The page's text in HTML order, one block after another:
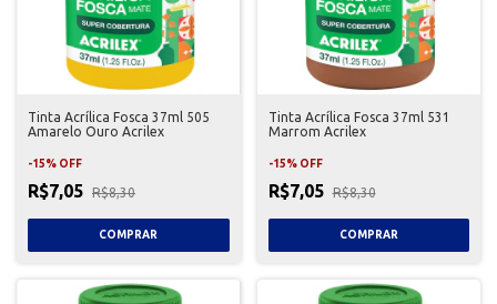
Tinta Acrílica Fosca 37ml 505
Amarelo Ouro Acrilex
-15% OFF
R$7,05 R$8,30
Tinta Acrílica Fosca 37ml 531
Marrom Acrilex
-15% OFF
R$7,05 R$8,30